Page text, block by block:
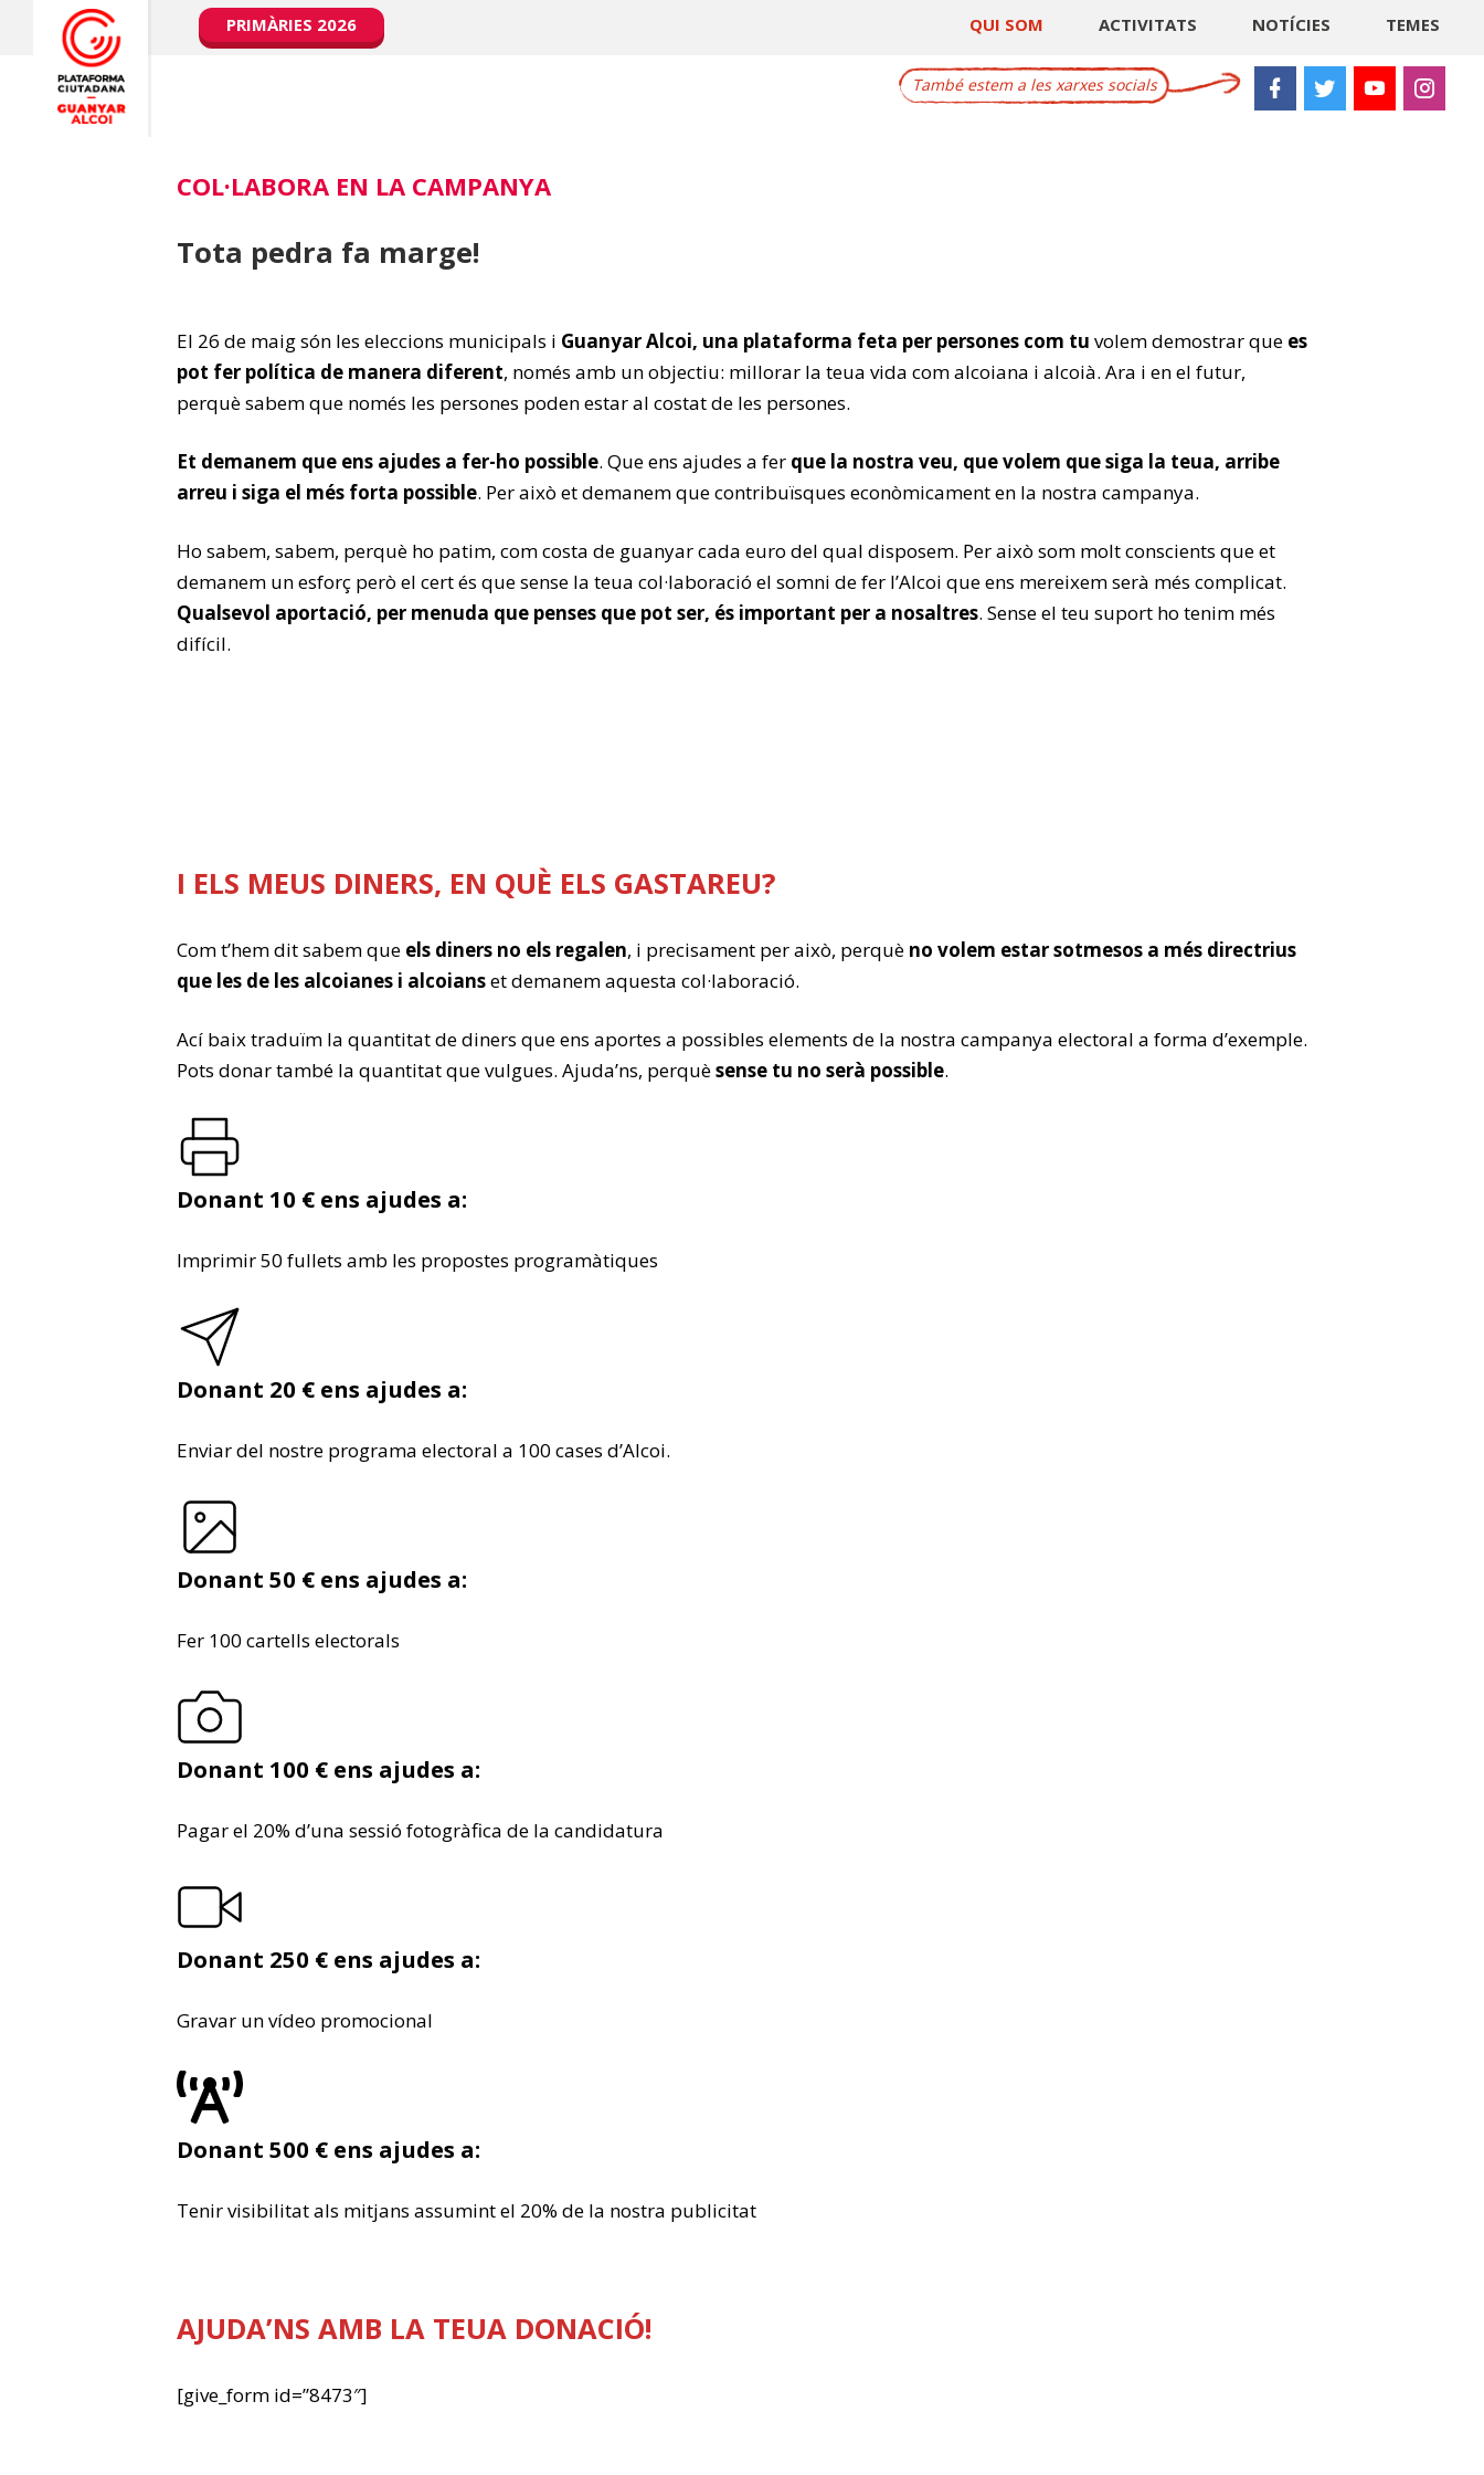
PRIMÀRIES 2026 QUI SOM ACTIVITATS NOTÍCIES TEMES
També estem a les xarxes socials
COL·LABORA EN LA CAMPANYA
Tota pedra fa marge!
El 26 de maig són les eleccions municipals i Guanyar Alcoi, una plataforma feta per persones com tu volem demostrar que es
pot fer política de manera diferent, només amb un objectiu: millorar la teua vida com alcoiana i alcoià. Ara i en el futur,
perquè sabem que només les persones poden estar al costat de les persones.
Et demanem que ens ajudes a fer-ho possible. Que ens ajudes a fer que la nostra veu, que volem que siga la teua, arribe
arreu i siga el més forta possible. Per això et demanem que contribuïsques econòmicament en la nostra campanya.
Ho sabem, sabem, perquè ho patim, com costa de guanyar cada euro del qual disposem. Per això som molt conscients que et
demanem un esforç però el cert és que sense la teua col·laboració el somni de fer l’Alcoi que ens mereixem serà més complicat.
Qualsevol aportació, per menuda que penses que pot ser, és important per a nosaltres. Sense el teu suport ho tenim més
difícil.
I ELS MEUS DINERS, EN QUÈ ELS GASTAREU?
Com t’hem dit sabem que els diners no els regalen, i precisament per això, perquè no volem estar sotmesos a més directrius
que les de les alcoianes i alcoianset demanem aquesta col·laboració.
Ací baix traduïm la quantitat de diners que ens aportes a possibles elements de la nostra campanya electoral a forma d’exemple.
Pots donar també la quantitat que vulgues. Ajuda’ns, perquèsense tu no serà possible.
Donant 10 € ens ajudes a:
Imprimir 50 fullets amb les propostes programàtiques
Donant 20 € ens ajudes a:
Enviar del nostre programa electoral a 100 cases d’Alcoi.
Donant 50 € ens ajudes a:
Fer 100 cartells electorals
Donant 100 € ens ajudes a:
Pagar el 20% d’una sessió fotogràfica de la candidatura
Donant 250 € ens ajudes a:
Gravar un vídeo promocional
Donant 500 € ens ajudes a:
Tenir visibilitat als mitjans assumint el 20% de la nostra publicitat
AJUDA’NS AMB LA TEUA DONACIÓ!
[give_form id=”8473″]